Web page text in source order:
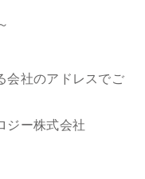
社のアドレスでご
ジー株式会社